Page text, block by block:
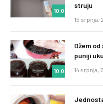
10.0
struju
15 srpnja,
10.0
Džem
puniji
14 srpnja,